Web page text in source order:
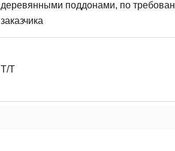
деревянными поддонами, по
заказчика
T/T